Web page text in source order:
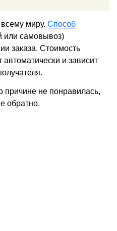
миру. Способ
или самовывоз)
заказа. Стоимость
автоматически и зависит
причине не понравилась,
обратно.